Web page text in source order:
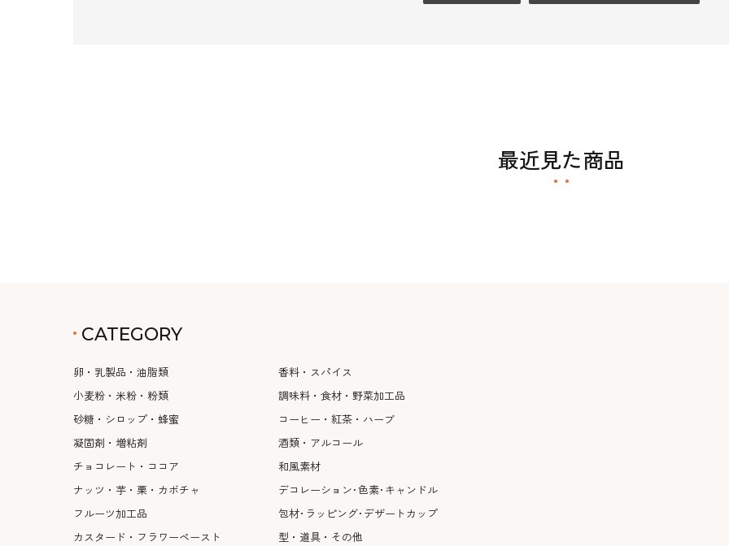
最近見た商品
CATEGORY
卵・乳製品・油脂類
小麦粉・米粉・粉類
砂糖・シロップ・蜂蜜
凝固剤・増粘剤
チョコレート・ココア
ナッツ・芋・栗・カボチャ
フルーツ加工品
カスタード・フラワーペースト
香料・スパイス
調味料・食材・野菜加工品
コーヒー・紅茶・ハーブ
酒類・アルコール
和風素材
デコレーション･色素･キャンドル
包材･ラッピング･デザートカップ
型・道具・その他